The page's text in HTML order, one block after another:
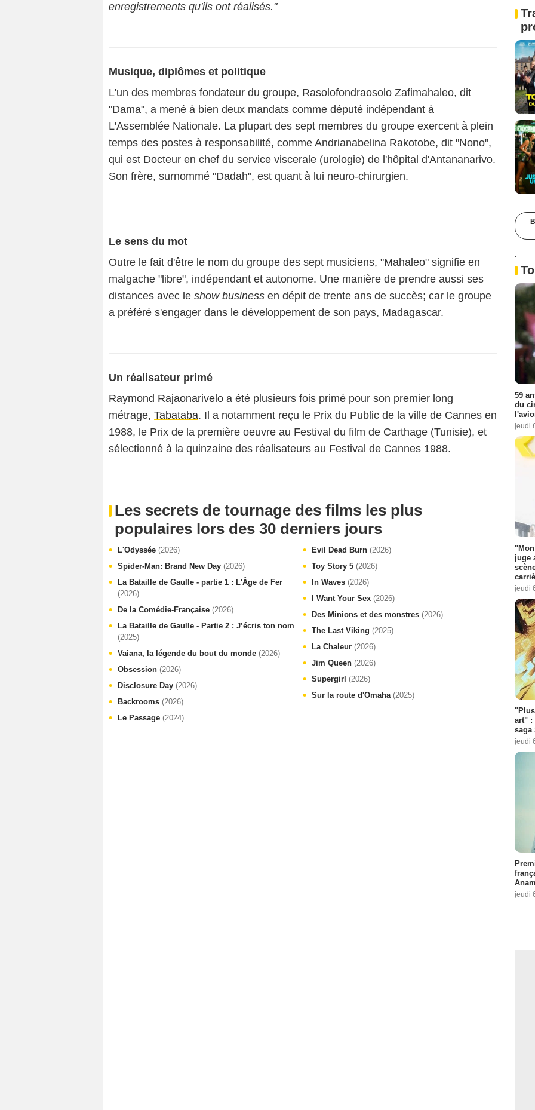
enregistrements qu'ils ont réalisés."
Musique, diplômes et politique
L'un des membres fondateur du groupe, Rasolofondraosolo Zafimahaleo, dit
"Dama", a mené à bien deux mandats comme député indépendant à
L'Assemblée Nationale. La plupart des sept membres du groupe exercent à plein
temps des postes à responsabilité, comme Andrianabelina Rakotobe, dit "Nono",
qui est Docteur en chef du service viscerale (urologie) de l'hôpital d'Antananarivo.
Son frère, surnommé "Dadah", est quant à lui neuro-chirurgien.
Le sens du mot
Outre le fait d'être le nom du groupe des sept musiciens, "Mahaleo" signifie en
malgache "libre", indépendant et autonome. Une manière de prendre aussi ses
distances avec le show business en dépit de trente ans de succès; car le groupe
a préféré s'engager dans le développement de son pays, Madagascar.
Un réalisateur primé
Raymond Rajaonarivelo a été plusieurs fois primé pour son premier long
métrage, Tabataba. Il a notamment reçu le Prix du Public de la ville de Cannes en
1988, le Prix de la première oeuvre au Festival du film de Carthage (Tunisie), et
sélectionné à la quinzaine des réalisateurs au Festival de Cannes 1988.
Les secrets de tournage des films les plus
populaires lors des 30 derniers jours
L'Odyssée (2026)
Spider-Man: Brand New Day (2026)
La Bataille de Gaulle - partie 1 : L'Âge de Fer
(2026)
De la Comédie-Française (2026)
La Bataille de Gaulle - Partie 2 : J’écris ton nom
(2025)
Vaiana, la légende du bout du monde (2026)
Obsession (2026)
Disclosure Day (2026)
Backrooms (2026)
Le Passage (2024)
Evil Dead Burn (2026)
Toy Story 5 (2026)
In Waves (2026)
I Want Your Sex (2026)
Des Minions et des monstres (2026)
The Last Viking (2025)
La Chaleur (2026)
Jim Queen (2026)
Supergirl (2026)
Sur la route d'Omaha (2025)
'
59
du
jeudi
juge
jeudi
art" :
saga
jeudi
jeudi